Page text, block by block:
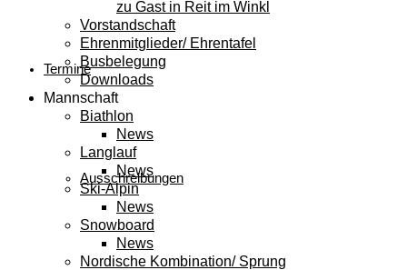
Termine
Ausschreibungen
zu Gast in Reit im Winkl
Vorstandschaft
Ehrenmitglieder/ Ehrentafel
Busbelegung
Downloads
Mannschaft
Biathlon
News
Langlauf
News
Ski-Alpin
News
Snowboard
News
Nordische Kombination/ Sprung